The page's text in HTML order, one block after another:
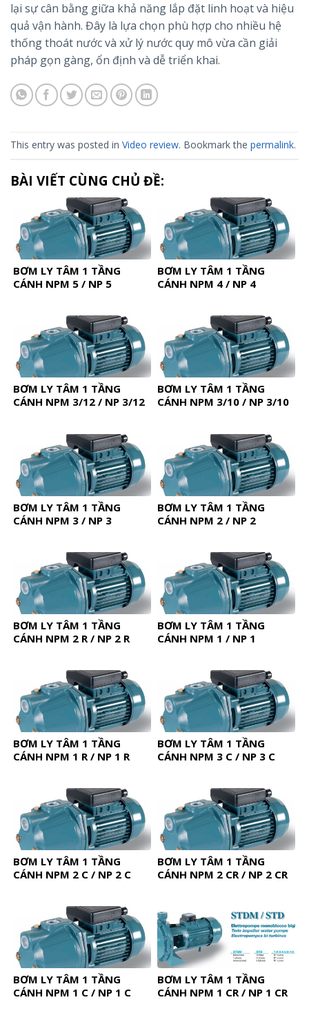
lại sự cân bằng giữa khả năng lắp đặt linh hoạt và hiệu
quả vận hành. Đây là lựa chọn phù hợp cho nhiều hệ
thống thoát nước và xử lý nước quy mô vừa cần giải
pháp gọn gàng, ổn định và dễ triển khai.
This entry was posted in Video review. Bookmark the permalink.
BÀI VIẾT CÙNG CHỦ ĐỀ:
BƠM LY TÂM 1 TẦNG
CÁNH NPM 5 / NP 5
BƠM LY TÂM 1 TẦNG
CÁNH NPM 4 / NP 4
BƠM LY TÂM 1 TẦNG
CÁNH NPM 3/12 / NP 3/12
BƠM LY TÂM 1 TẦNG
CÁNH NPM 3/10 / NP 3/10
BƠM LY TÂM 1 TẦNG
CÁNH NPM 3 / NP 3
BƠM LY TÂM 1 TẦNG
CÁNH NPM 2 / NP 2
BƠM LY TÂM 1 TẦNG
CÁNH NPM 2 R / NP 2 R
BƠM LY TÂM 1 TẦNG
CÁNH NPM 1 / NP 1
BƠM LY TÂM 1 TẦNG
CÁNH NPM 1 R / NP 1 R
BƠM LY TÂM 1 TẦNG
CÁNH NPM 3 C / NP 3 C
BƠM LY TÂM 1 TẦNG
CÁNH NPM 2 C / NP 2 C
BƠM LY TÂM 1 TẦNG
CÁNH NPM 2 CR / NP 2 CR
BƠM LY TÂM 1 TẦNG
CÁNH NPM 1 C / NP 1 C
BƠM LY TÂM 1 TẦNG
CÁNH NPM 1 CR / NP 1 CR